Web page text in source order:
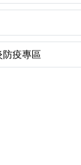
疫專區